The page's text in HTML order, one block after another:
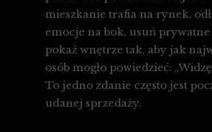
mieszkanie trafia na rynek,
emocje na bok, usuń
pokaż wnętrze tak, aby jak
osób mogło powiedzieć:
To jedno zdanie często jest
udanej sprzedaży.